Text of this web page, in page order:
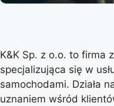
K&K Sp. z o.o. to firma
specjalizująca się w
samochodami. Działa
uznaniem wśród